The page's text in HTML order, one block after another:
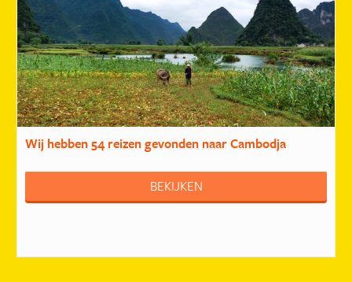
Wij hebben54 reizengevonden naar Cambodja
BEKIJKEN